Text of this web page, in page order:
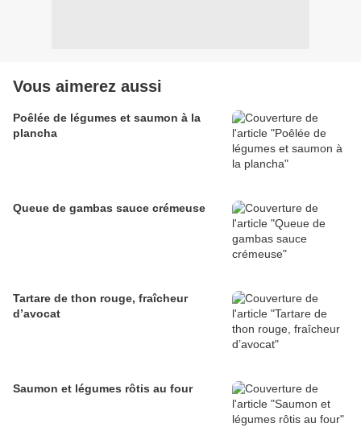
Vous aimerez aussi
Poêlée de légumes et saumon à la
plancha
Queue de gambas sauce crémeuse
Tartare de thon rouge, fraîcheur
d’avocat
Saumon et légumes rôtis au four